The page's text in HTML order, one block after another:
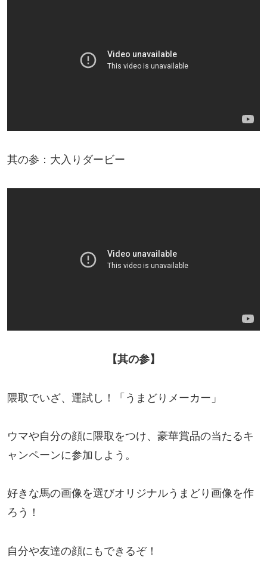
其の参：大入りダービー
【其の参】
隈取でいざ、運試し！「うまどりメーカー」
ウマや自分の顔に隈取をつけ、豪華賞品の当たるキ
ャンペーンに参加しよう。
好きな馬の画像を選びオリジナルうまどり画像を作
ろう！
自分や友達の顔にもできるぞ！